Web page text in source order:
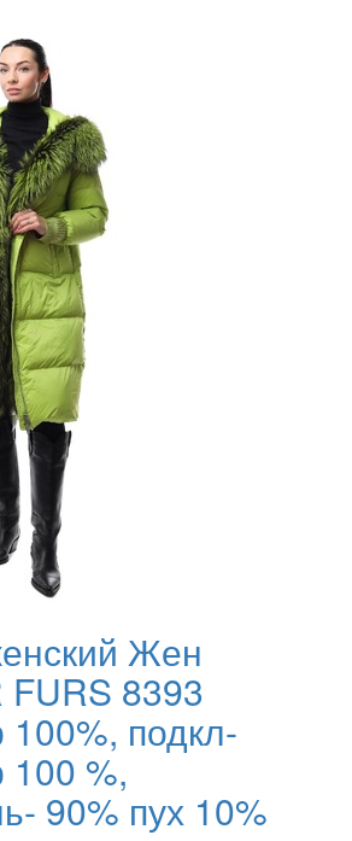
Жен
FURS 8393
100%, подкл-
100 %,
90% пух 10%